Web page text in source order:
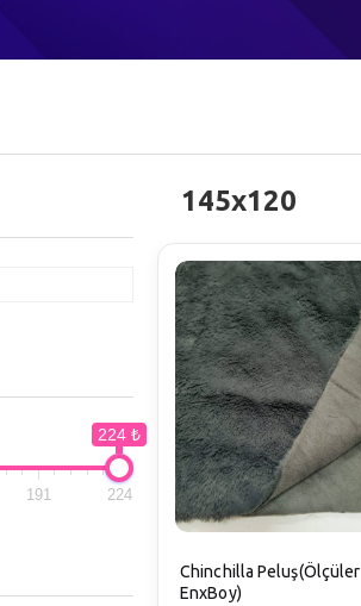
224 ₺
191 224
145x120
Chinchilla Peluş(Ölçüler
EnxBoy)